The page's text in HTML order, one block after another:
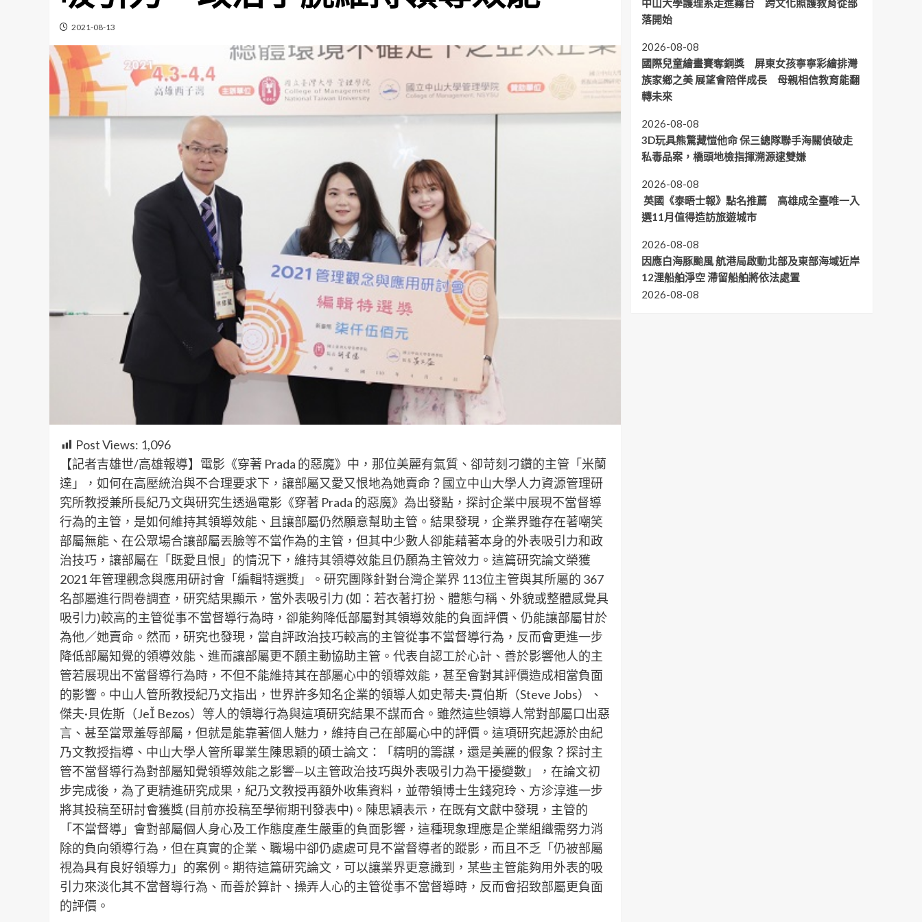
2021-08-13
Post Views: 1,096
【記者吉雄世/高雄報導】電影《穿著 Prada 的惡魔》中，那位美麗有氣質、卻苛刻刁鑽的主管「米蘭
達」，如何在高壓統治與不合理要求下，讓部屬又愛又恨地為她賣命？國立中山大學人力資源管理研
究所教授兼所長紀乃文與研究生透過電影《穿著 Prada 的惡魔》為出發點，探討企業中展現不當督導
行為的主管，是如何維持其領導效能、且讓部屬仍然願意幫助主管。結果發現，企業界雖存在著嘲笑
部屬無能、在公眾場合讓部屬丟臉等不當作為的主管，但其中少數人卻能藉著本身的外表吸引力和政
治技巧，讓部屬在「既愛且恨」的情況下，維持其領導效能且仍願為主管效力。這篇研究論文榮獲
2021 年管理觀念與應用研討會「編輯特選獎」。研究團隊針對台灣企業界 113位主管與其所屬的 367
名部屬進行問卷調查，研究結果顯示，當外表吸引力 (如：若衣著打扮、體態勻稱、外貌或整體感覺具
吸引力)較高的主管從事不當督導行為時，卻能夠降低部屬對其領導效能的負面評價、仍能讓部屬甘於
為他／她賣命。然而，研究也發現，當自評政治技巧較高的主管從事不當督導行為，反而會更進一步
降低部屬知覺的領導效能、進而讓部屬更不願主動協助主管。代表自認工於心計、善於影響他人的主
管若展現出不當督導行為時，不但不能維持其在部屬心中的領導效能，甚至會對其評價造成相當負面
的影響。中山人管所教授紀乃文指出，世界許多知名企業的領導人如史蒂夫·賈伯斯（Steve Jobs）、
傑夫·貝佐斯（Je Bezos）等人的領導行為與這項研究結果不謀而合。雖然這些領導人常對部屬口出惡
言、甚至當眾羞辱部屬，但就是能靠著個人魅力，維持自己在部屬心中的評價。這項研究起源於由紀
乃文教授指導、中山大學人管所畢業生陳思穎的碩士論文：「精明的籌謀，還是美麗的假象？探討主
管不當督導行為對部屬知覺領導效能之影響—以主管政治技巧與外表吸引力為干擾變數」，在論文初
步完成後，為了更精進研究成果，紀乃文教授再額外收集資料，並帶領博士生錢宛玲、方沴淳進一步
將其投稿至研討會獲獎 (目前亦投稿至學術期刊發表中)。陳思穎表示，在既有文獻中發現，主管的
「不當督導」會對部屬個人身心及工作態度產生嚴重的負面影響，這種現象理應是企業組織需努力消
除的負向領導行為，但在真實的企業、職場中卻仍處處可見不當督導者的蹤影，而且不乏「仍被部屬
視為具有良好領導力」的案例。期待這篇研究論文，可以讓業界更意識到，某些主管能夠用外表的吸
引力來淡化其不當督導行為、而善於算計、操弄人心的主管從事不當督導時，反而會招致部屬更負面
的評價。
中山大學護理系走進霧台 跨文化照護教育從部
落開始
2026-08-08
國際兒童繪畫賽奪銅獎 屏東女孩寧寧彩繪排灣
族家鄉之美 展望會陪伴成長 母親相信教育能翻
轉未來
2026-08-08
3D玩具熊驚藏愷他命 保三總隊聯手海關偵破走
私毒品案，橋頭地檢指揮溯源逮雙嫌
2026-08-08
英國《泰晤士報》點名推薦 高雄成全臺唯一入
選11月值得造訪旅遊城市
2026-08-08
因應白海豚颱風 航港局啟動北部及東部海域近岸
12浬船舶淨空 滯留船舶將依法處置
2026-08-08